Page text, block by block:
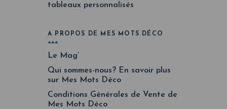
tableaux personnalisés
A PROPOS DE MES MOTS DÉCO
Le Mag’
Qui sommes-nous? En savoir plus
sur Mes Mots Déco
Conditions Générales de Vente de
Mes Mots Déco